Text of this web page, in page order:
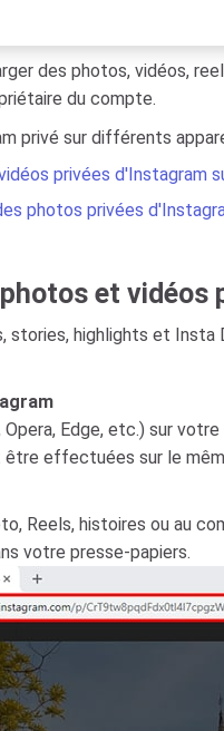
des photos, vidéos,
du compte.
privé sur différents
privées d'Instagram
photos privées
et vidéos
stories, highlights et
Opera, Edge, etc.) sur
effectuées sur le
Reels, histoires ou au
votre presse-papiers.